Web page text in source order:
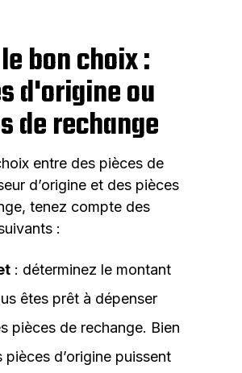
bon choix :
d'origine ou
de rechange
entre des pièces de
d’origine et des pièces
tenez compte des
:
: déterminez le montant
êtes prêt à dépenser
pièces de rechange. Bien
pièces d’origine puissent